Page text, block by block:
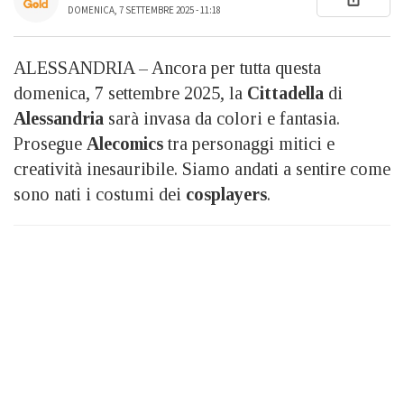
DOMENICA, 7 SETTEMBRE 2025 - 11:18
ALESSANDRIA – Ancora per tutta questa
domenica, 7 settembre 2025, la Cittadella di
Alessandria sarà invasa da colori e fantasia.
Prosegue Alecomics tra personaggi mitici e
creatività inesauribile. Siamo andati a sentire come
sono nati i costumi dei cosplayers.